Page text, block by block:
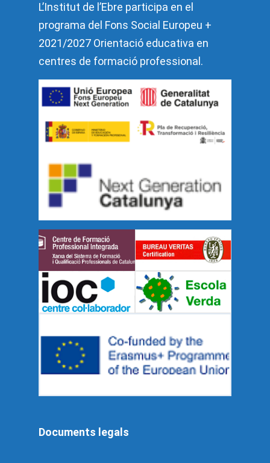
L’Institut de l’Ebre participa en el
programa del Fons Social Europeu +
2021/2027 Orientació educativa en
centres de formació professional.
Documents legals